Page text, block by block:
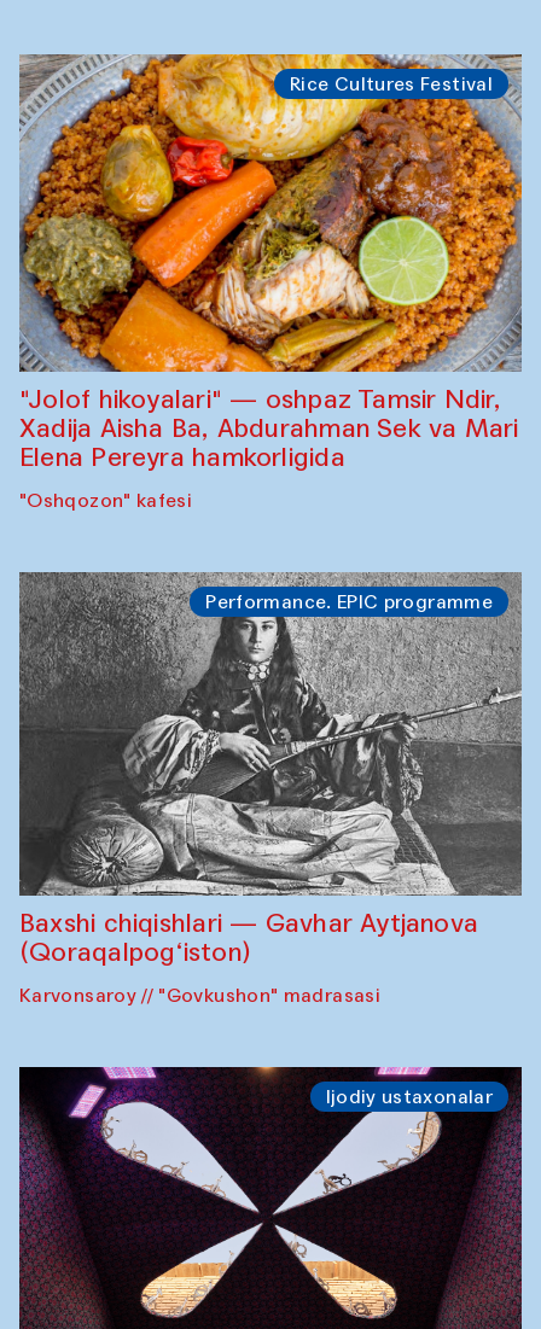
Rice Cultures Festival
"Jolof hikoyalari" — oshpaz Tamsir Ndir,
Xadija Aisha Ba, Abdurahman Sek va Mari
Elena Pereyra hamkorligida
"Oshqozon" kafesi
Performance. EPIC programme
Baxshi chiqishlari — Gavhar Aytjanova
(Qoraqalpog‘iston)
Karvonsaroy // "Govkushon" madrasasi
Ijodiy ustaxonalar